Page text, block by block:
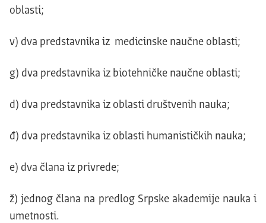
oblasti;
v) dva predstavnika iz medicinske naučne oblasti;
g) dva predstavnika iz biotehničke naučne oblasti;
d) dva predstavnika iz oblasti društvenih nauka;
đ) dva predstavnika iz oblasti humanističkih nauka;
e) dva člana iz privrede;
ž) jednog člana na predlog Srpske akademije nauka i
umetnosti.